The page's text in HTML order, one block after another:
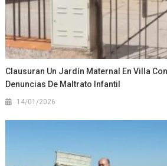
Clausuran Un Jardín Maternal En Villa
Denuncias De Maltrato Infantil
14/01/2026